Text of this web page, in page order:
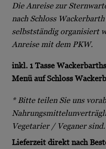
Die Anreise zur
nach Schloss
selbstständig organisiert
Anreise mit dem PKW.
inkl. 1 Tasse
Menü auf Schloss
* Bitte teilen Sie uns
Vegetarier / Veganer sind.
Lieferzeit direkt nach